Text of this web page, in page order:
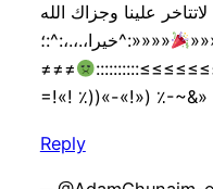
علينا وجزاك الله
خيرا،.،.،:^:؛^:»»»»
≠≠≠
Reply